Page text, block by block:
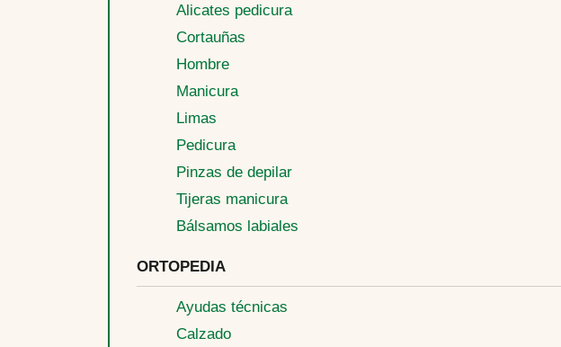
Alicates pedicura
Cortauñas
Hombre
Manicura
Limas
Pedicura
Pinzas de depilar
Tijeras manicura
Bálsamos labiales
ORTOPEDIA
Ayudas técnicas
Calzado